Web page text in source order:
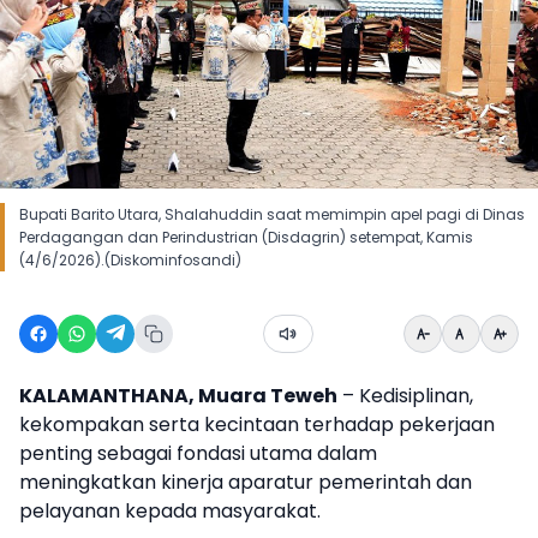
Bupati Barito Utara, Shalahuddin saat memimpin apel pagi di Dinas
Perdagangan dan Perindustrian (Disdagrin) setempat, Kamis
(4/6/2026).(Diskominfosandi)
KALAMANTHANA, Muara Teweh – Kedisiplinan,
kekompakan serta kecintaan terhadap pekerjaan
penting sebagai fondasi utama dalam
meningkatkan kinerja aparatur pemerintah dan
pelayanan kepada masyarakat.